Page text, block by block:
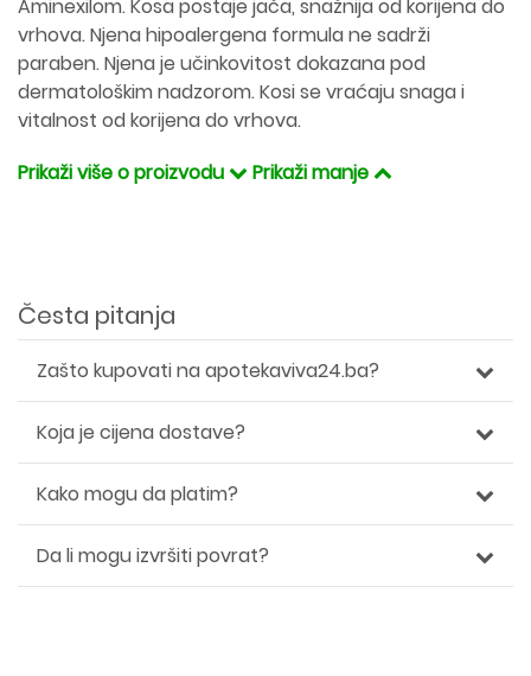
Aminexilom. Kosa postaje jača, snažnija od korijena do
vrhova. Njena hipoalergena formula ne sadrži
paraben. Njena je učinkovitost dokazana pod
dermatološkim nadzorom. Kosi se vraćaju snaga i
vitalnost od korijena do vrhova.
Prikaži više o proizvodu
Prikaži manje
Česta pitanja
Zašto kupovati na apotekaviva24.ba?
Koja je cijena dostave?
Kako mogu da platim?
Da li mogu izvršiti povrat?